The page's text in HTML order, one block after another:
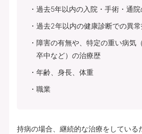
過去5年以内の入院・手術・通
過去2年以内の健康診断での異
障害の有無や、特定の重い病気
卒中など）の治療歴
年齢、身長、体重
職業
持病の場合、継続的な治療をしている